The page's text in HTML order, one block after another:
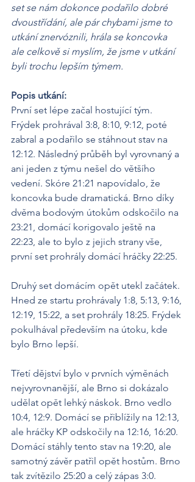
set se nám dokonce podařilo dobré
dvoustřídání, ale pár chybami jsme to
utkání znervóznili, hrála se koncovka
ale celkově si myslím, že jsme v utkání
byli trochu lepším týmem.
Popis utkání:
První set lépe začal hostující tým.
Frýdek prohrával 3:8, 8:10, 9:12, poté
zabral a podařilo se stáhnout stav na
12:12. Následný průběh byl vyrovnaný a
ani jeden z týmu nešel do většího
vedení. Skóre 21:21 napovídalo, že
koncovka bude dramatická. Brno díky
dvěma bodovým útokům odskočilo na
23:21, domácí korigovalo ještě na
22:23, ale to bylo z jejich strany vše,
první set prohrály domácí hráčky 22:25.
Druhý set domácím opět utekl začátek.
Hned ze startu prohrávaly 1:8, 5:13, 9:16,
12:19, 15:22, a set prohrály 18:25. Frýdek
pokulhával především na útoku, kde
bylo Brno lepší.
Třetí dějství bylo v prvních výměnách
nejvyrovnanější, ale Brno si dokázalo
udělat opět lehký náskok. Brno vedlo
10:4, 12:9. Domácí se přiblížily na 12:13,
ale hráčky KP odskočily na 12:16, 16:20.
Domácí stáhly tento stav na 19:20, ale
samotný závěr patřil opět hostům. Brno
tak zvítězilo 25:20 a celý zápas 3:0.